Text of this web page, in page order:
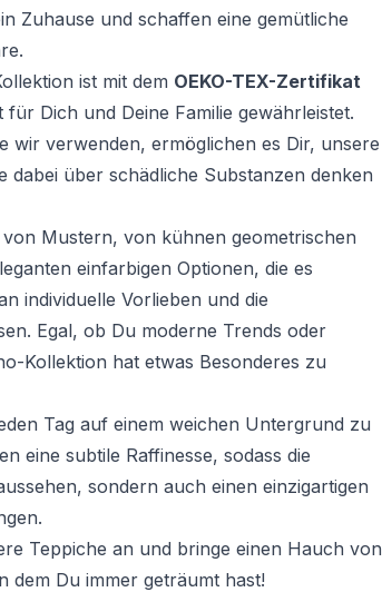
Zuhause und schaffen eine gemütliche
ist mit dem OEKO-TEX-Zertifikat
für Dich und Deine Familie gewährleistet.
wir verwenden, ermöglichen es Dir, unsere
dabei über schädliche Substanzen denken
Mustern, von kühnen geometrischen
einfarbigen Optionen, die es
individuelle Vorlieben und die
Egal, ob Du moderne Trends oder
Kollektion hat etwas Besonderes zu
Tag auf einem weichen Untergrund zu
eine subtile Raffinesse, sodass die
sondern auch einen einzigartigen
Teppiche an und bringe einen Hauch von
dem Du immer geträumt hast!